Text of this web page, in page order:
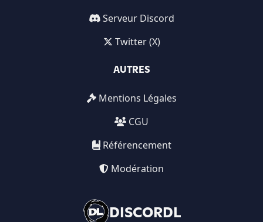
DISCORDL
Serveur Discord
Twitter (X)
AUTRES
Mentions Légales
CGU
Référencement
Modération